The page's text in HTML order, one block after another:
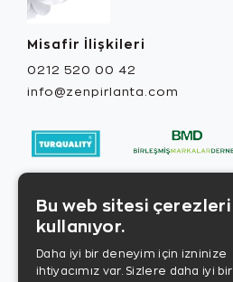
Misafir İlişkileri
0212 520 00 42
info@zenpirlanta.com
Bu web sitesi çerezleri
kullanıyor.
Daha iyi bir deneyim için izninize
ihtiyacımız var. Sizlere daha iyi bir